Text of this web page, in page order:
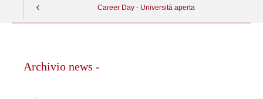
Career Day - Università aperta
contenutoArchivio news -